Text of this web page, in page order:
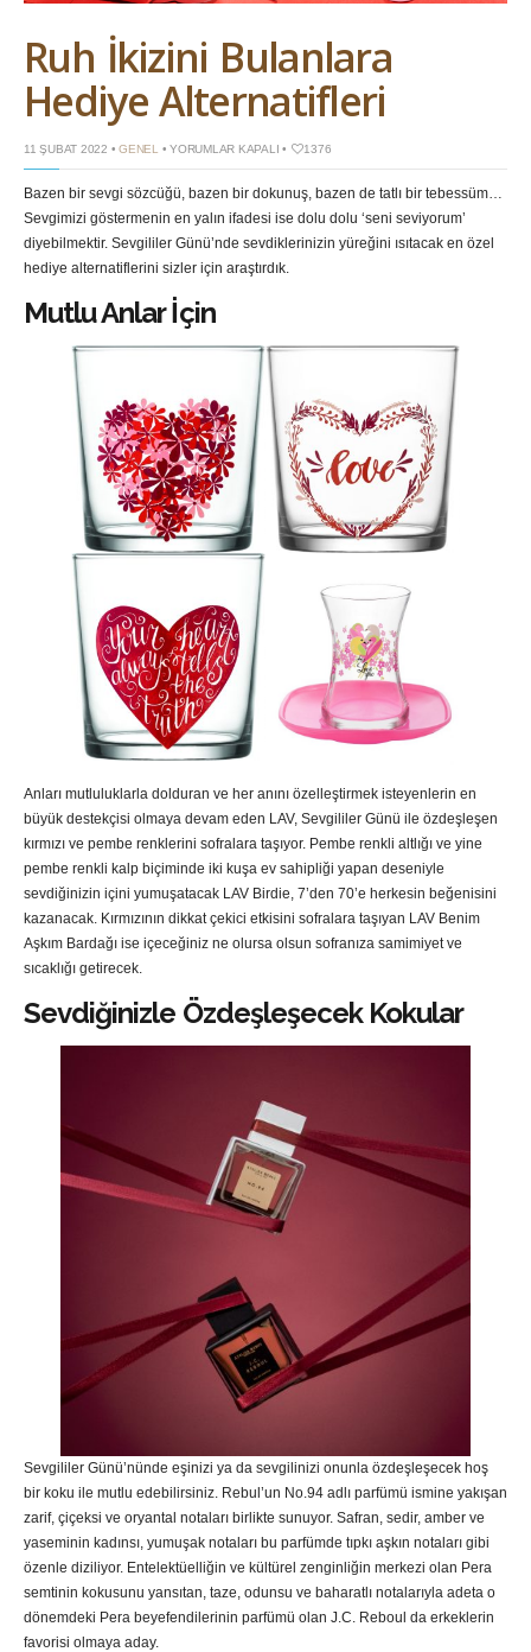
Ruh İkizini Bulanlara
Hediye Alternatifleri
11 ŞUBAT 2022 • GENEL • RUH
HEDIYE
IÇIN
YORUMLAR KAPALI • 1376
Bazen bir sevgi sözcüğü, bazen bir dokunuş, bazen de tatlı bir tebessüm…
Sevgimizi göstermenin en yalın ifadesi ise dolu dolu ‘seni seviyorum’
diyebilmektir. Sevgililer Günü’nde sevdiklerinizin yüreğini ısıtacak en özel
hediye alternatiflerini sizler için araştırdık.
Mutlu Anlar İçin
Anları mutluluklarla dolduran ve her anını özelleştirmek isteyenlerin en
büyük destekçisi olmaya devam eden LAV, Sevgililer Günü ile özdeşleşen
kırmızı ve pembe renklerini sofralara taşıyor. Pembe renkli altlığı ve yine
pembe renkli kalp biçiminde iki kuşa ev sahipliği yapan deseniyle
sevdiğinizin içini yumuşatacak LAV Birdie, 7’den 70’e herkesin beğenisini
kazanacak. Kırmızının dikkat çekici etkisini sofralara taşıyan LAV Benim
Aşkım Bardağı ise içeceğiniz ne olursa olsun sofranıza samimiyet ve
sıcaklığı getirecek.
Sevdiğinizle Özdeşleşecek Kokular
Sevgililer Günü’nünde eşinizi ya da sevgilinizi onunla özdeşleşecek hoş
bir koku ile mutlu edebilirsiniz. Rebul’un No.94 adlı parfümü ismine yakışan
zarif, çiçeksi ve oryantal notaları birlikte sunuyor. Safran, sedir, amber ve
yaseminin kadınsı, yumuşak notaları bu parfümde tıpkı aşkın notaları gibi
özenle diziliyor. Entelektüelliğin ve kültürel zenginliğin merkezi olan Pera
semtinin kokusunu yansıtan, taze, odunsu ve baharatlı notalarıyla adeta o
dönemdeki Pera beyefendilerinin parfümü olan J.C. Reboul da erkeklerin
favorisi olmaya aday.